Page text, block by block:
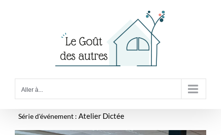
Aller à...
Série d'événement : Atelier Dictée